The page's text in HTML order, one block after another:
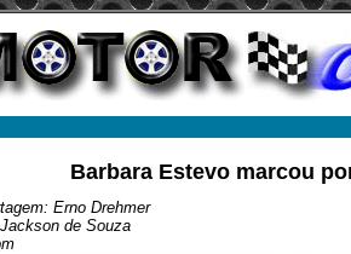
Barbara Estevo marcou
Erno Drehmer
de Souza